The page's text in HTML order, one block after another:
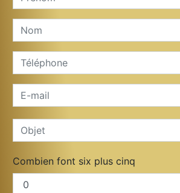
Combien font six plus cinq